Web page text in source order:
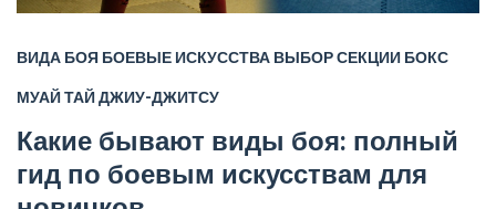
ВИДА БОЯБОЕВЫЕ ИСКУССТВАВЫБОР СЕКЦИИБОКС
МУАЙ ТАЙДЖИУ-ДЖИТСУ
Какие бывают виды боя: полный
гид по боевым искусствам для